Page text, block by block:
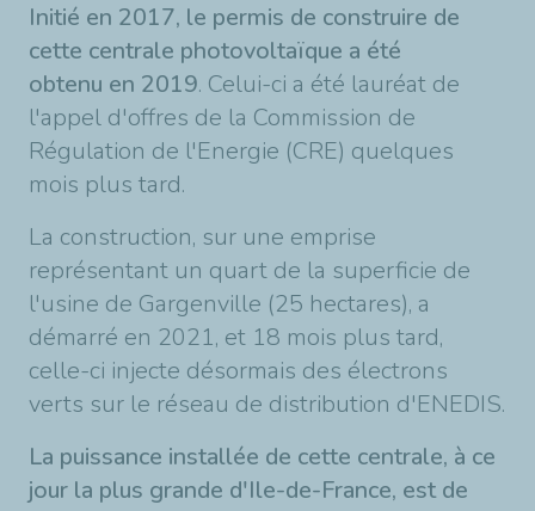
Initié en 2017, le permis de construire de
cette centrale photovoltaïque a été
obtenu en 2019. Celui-ci a été lauréat de
l'appel d'offres de la Commission de
Régulation de l'Energie (CRE) quelques
mois plus tard.
La construction, sur une emprise
représentant un quart de la superficie de
l'usine de Gargenville (25 hectares), a
démarré en 2021, et 18 mois plus tard,
celle-ci injecte désormais des électrons
verts sur le réseau de distribution d'ENEDIS.
La puissance installée de cette centrale, à ce
jour la plus grande d'Ile-de-France, est de